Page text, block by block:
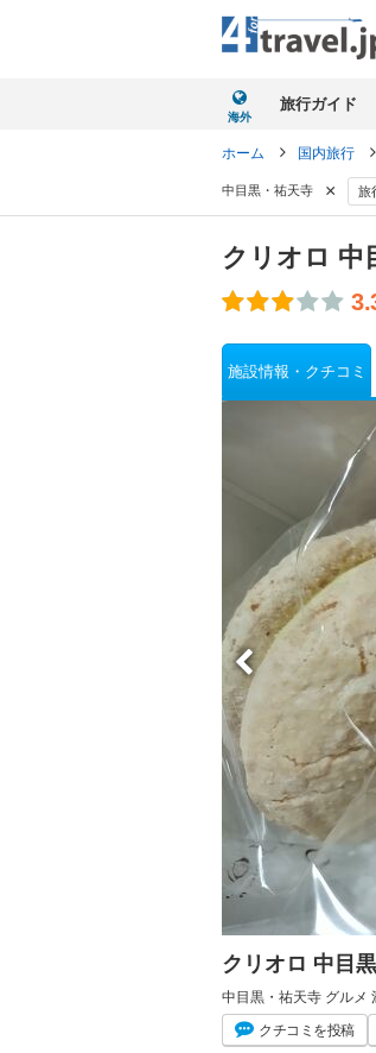
海外
旅行ガイド
ホーム 国内旅行
中目黒・祐天寺 × 旅
クリオロ 中
施設情報・クチコミ
クリオロ 中目
中目黒・祐天寺 グルメ
クチコミ を投稿